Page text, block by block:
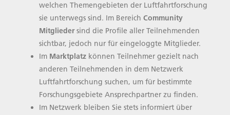
welchen Themengebieten der Luftfahrtforschung
sie unterwegs sind. Im BereichCommunity
Mitgliedersind die Profile aller Teilnehmenden
sichtbar, jedoch nur für eingeloggte Mitglieder.
Im Marktplatz können Teilnehmer gezielt nach
anderen Teilnehmenden in dem Netzwerk
Luftfahrtforschung suchen, um für bestimmte
Forschungsgebiete Ansprechpartner zu finden.
Im Netzwerk bleiben Sie stets informiert über